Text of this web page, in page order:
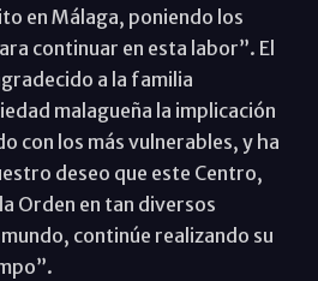
en Málaga, poniendo los
continuar en esta labor”. El
a la familia
malagueña la implicación
con los más vulnerables, y ha
deseo que este Centro,
Orden en tan diversos
continúe realizando su